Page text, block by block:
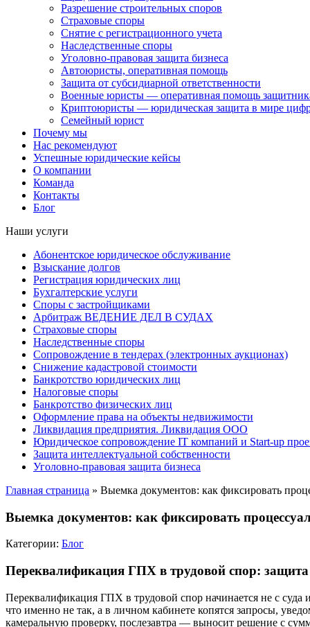
Разрешение строительных споров
Страховые споры
Снятие с регистрационного учета
Наследственные споры
Уголовно-правовая защита бизнеса
Автоюристы, оперативная помощь
Защита от субсидиарной ответственности
Военные юристы — оперативная помощь
Криптоюристы — юридическая защита в мире
Семейный юрист
Почему мы
Нас рекомендуют
Успешные юридические кейсы
О компании
Команда
Контакты
Блог
Наши услуги
Абонентское юридическое обслуживание
Взыскание долгов
Регистрация юридических лиц
Бухгалтерские услуги
Споры с застройщиками
Арбитраж ВЕДЕНИЕ ДЕЛ В СУДАХ
Страховые споры
Наследственные споры
Сопровождение в тендерах (электронных аукционах)
Снижение кадастровой стоимости
Банкротство юридических лиц
Налоговые споры
Банкротство физических лиц
Оформление права на объекты недвижимости
Ликвидация предприятия. Ликвидация ООО
Юридическое сопровождение IT компаний и Start-up
Защита интеллектуальной собственности
Уголовно-правовая защита бизнеса
Главная страница » Выемка документов: как фиксировать
Выемка документов: как фиксировать
Категории: Блог
Переквалификация ГПХ в трудовой спор:
Переквалификация ГПХ в трудовой спор начинается не с суда
что именно не так, а в личном кабинете копятся запросы,
камеральную проверку, послезавтра — выносит решение с